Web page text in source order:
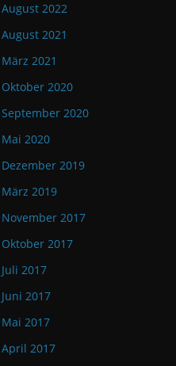
August 2022
August 2021
März 2021
Oktober 2020
September 2020
Mai 2020
Dezember 2019
März 2019
November 2017
Oktober 2017
Juli 2017
Juni 2017
Mai 2017
April 2017